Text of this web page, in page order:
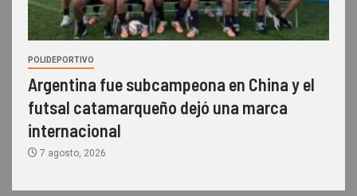
POLIDEPORTIVO
Argentina fue subcampeona en China y el
futsal catamarqueño dejó una marca
internacional
7 agosto, 2026